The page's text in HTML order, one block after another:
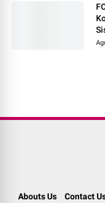
Abouts Us Contact